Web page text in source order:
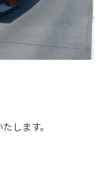
します。